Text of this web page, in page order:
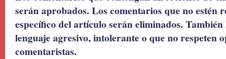
serán aprobados. Los comentarios que no estén
específico del artículo serán eliminados.
lenguaje agresivo, intolerante o que no respeten
comentaristas.